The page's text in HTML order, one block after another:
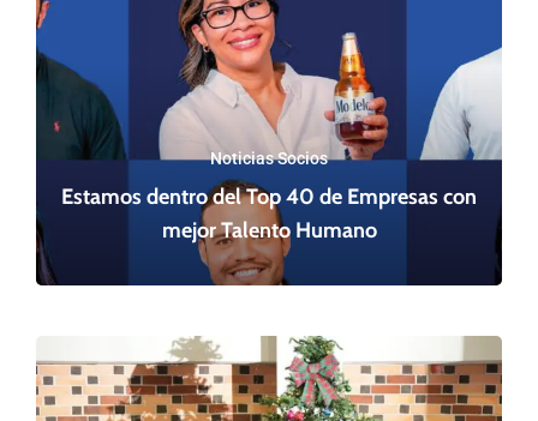
Noticias Socios
Estamos dentro del Top 40 de Empresas con
mejor Talento Humano